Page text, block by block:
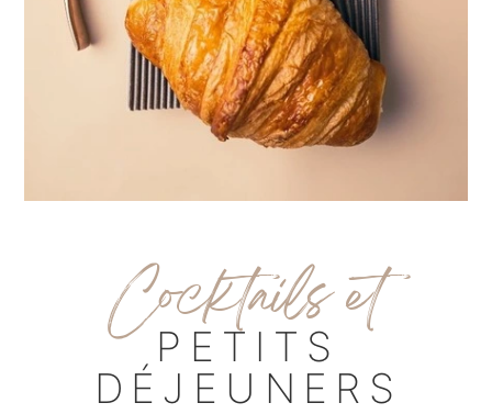
C
ocktails et
PETITS
DÉJEUNERS